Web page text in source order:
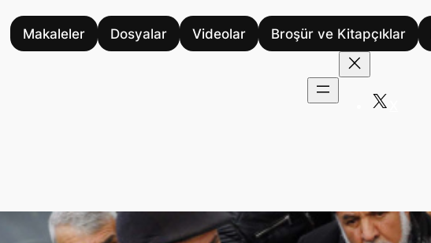
Makaleler Dosyalar Videolar Broşür ve Kitapçıklar